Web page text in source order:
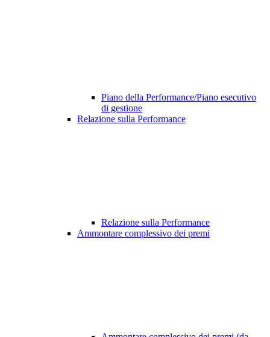
Piano della Performance/Piano esecutivo
di gestione
Relazione sulla Performance
Relazione sulla Performance
Ammontare complessivo dei premi